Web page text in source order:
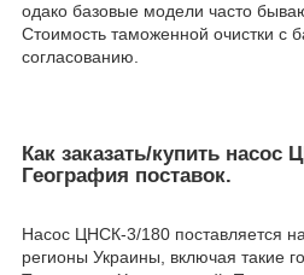
одако базовые модели часто
Стоимость таможенной очистки с
согласованию.
Как заказать/купить насос
География поставок.
Насос ЦНСК-3/180 поставляется
регионы Украины, включая такие